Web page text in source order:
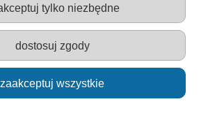
Łódź :: Hurownia zabawek :: Zabawki
artystyczne :: Zabawki :: samochody Welly
dla dzieci :: Lalki :: Klocki :: Artykuły
szkolne ::
tylko niezbędne
dostosuj zgody
zaakceptuj wszystkie